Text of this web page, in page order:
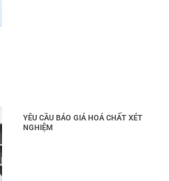
YÊU CẦU BÁO GIÁ HOÁ CHẤT XÉT
NGHIỆM